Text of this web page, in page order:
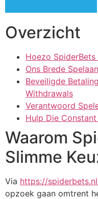
panel
panel
panel
panel
panel
panel
panel
panel
satın al
Overzicht
Hoezo
Ons Brede
Beveiligde
Withdrawals
Verantwoord
Hulp Die
Waarom
Slimme
Via https://
opzoek gaan omtrent